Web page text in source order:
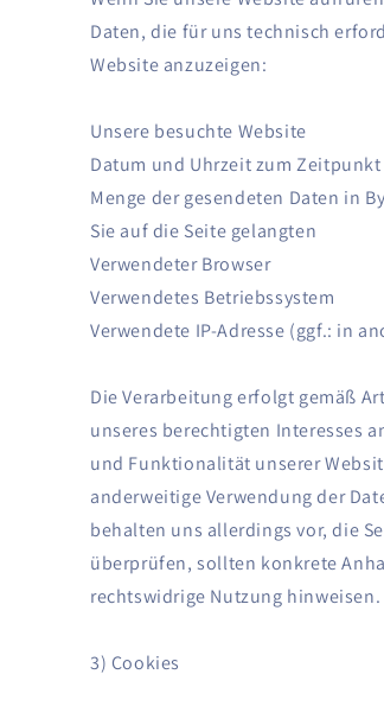
Daten, die für uns technisch
Website anzuzeigen:
Unsere besuchte Website
Datum und Uhrzeit zum
Menge der gesendeten Daten in
Sie auf die Seite gelangten
Verwendeter Browser
Verwendetes Betriebssystem
Verwendete IP-Adresse (ggf.: in
Die Verarbeitung erfolgt gemäß
unseres berechtigten Interesses
und Funktionalität unserer
anderweitige Verwendung der
behalten uns allerdings vor, die
überprüfen, sollten konkrete
rechtswidrige Nutzung hinweisen.
3) Cookies